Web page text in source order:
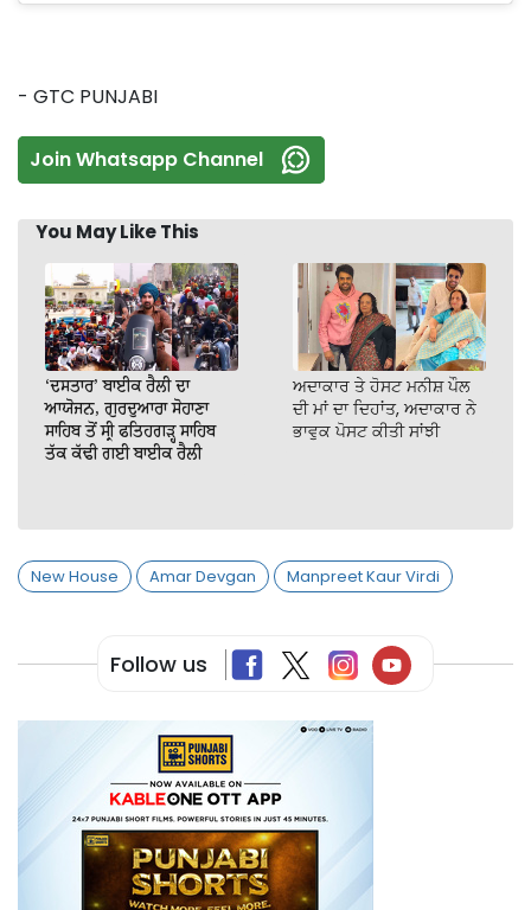
- GTC PUNJABI
Join Whatsapp Channel
You May Like This
‘ਦਸਤਾਰ’ ਬਾਈਕ ਰੈਲੀ ਦਾ
ਆਯੋਜਨ, ਗੁਰਦੁਆਰਾ ਸੋਹਾਣਾ
ਸਾਹਿਬ ਤੋਂ ਸ੍ਰੀ ਫਤਿਹਗੜ੍ਹ ਸਾਹਿਬ
ਤੱਕ ਕੱਢੀ ਗਈ ਬਾਈਕ ਰੈਲੀ
ਅਦਾਕਾਰ ਤੇ ਹੋਸਟ ਮਨੀਸ਼ ਪੌਲ
ਦੀ ਮਾਂ ਦਾ ਦਿਹਾਂਤ, ਅਦਾਕਾਰ ਨੇ
ਭਾਵੁਕ ਪੋਸਟ ਕੀਤੀ ਸਾਂਝੀ
New House Amar Devgan Manpreet Kaur Virdi
Follow us